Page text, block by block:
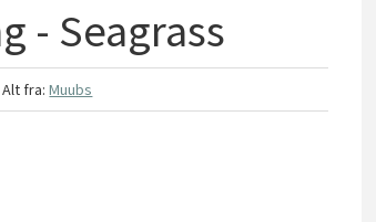
- Seagrass
Alt fra:Muubs